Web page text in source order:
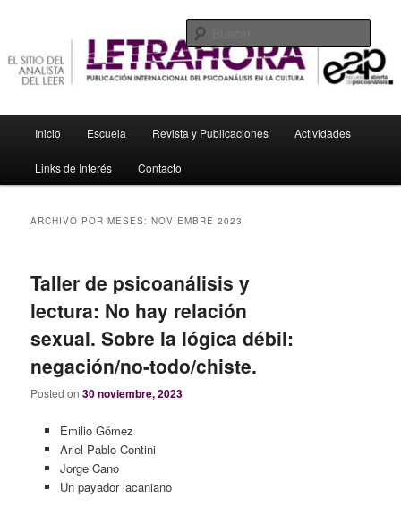
principal
secundarioLetrahora
principal
Inicio Escuela Revista y Publicaciones Actividades
Links de Interés Contacto
ARCHIVO POR MESES:NOVIEMBRE 2023
Taller de psicoanálisis y
lectura: No hay relación
sexual. Sobre la lógica débil:
negación/no-todo/chiste.
Posted on30 noviembre, 2023
Emilio Gómez
Ariel Pablo Contini
Jorge Cano
Un payador lacaniano